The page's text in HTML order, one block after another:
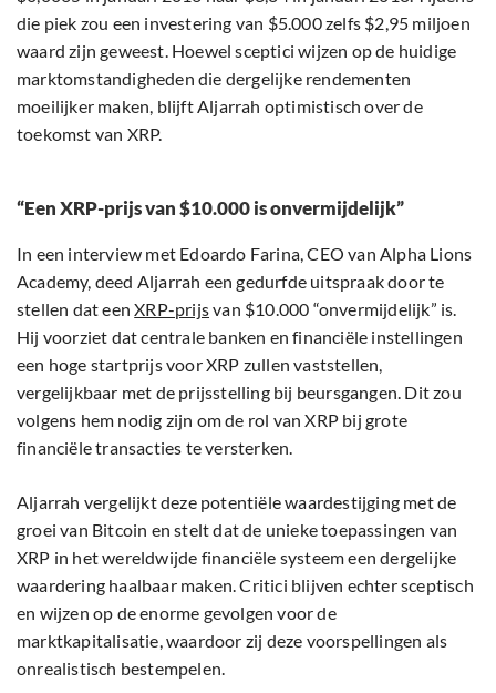
die piek zou een investering van $5.000 zelfs $2,95 miljoen
waard zijn geweest. Hoewel sceptici wijzen op de huidige
marktomstandigheden die dergelijke rendementen
moeilijker maken, blijft Aljarrah optimistisch over de
toekomst van XRP.
“Een XRP-prijs van $10.000 is onvermijdelijk”
In een interview met Edoardo Farina, CEO van Alpha Lions
Academy, deed Aljarrah een gedurfde uitspraak door te
stellen dat eenXRP-prijsvan $10.000 “onvermijdelijk” is.
Hij voorziet dat centrale banken en financiële instellingen
een hoge startprijs voor XRP zullen vaststellen,
vergelijkbaar met de prijsstelling bij beursgangen. Dit zou
volgens hem nodig zijn om de rol van XRP bij grote
financiële transacties te versterken.
Aljarrah vergelijkt deze potentiële waardestijging met de
groei van Bitcoin en stelt dat de unieke toepassingen van
XRP in het wereldwijde financiële systeem een dergelijke
waardering haalbaar maken. Critici blijven echter sceptisch
en wijzen op de enorme gevolgen voor de
marktkapitalisatie, waardoor zij deze voorspellingen als
onrealistisch bestempelen.